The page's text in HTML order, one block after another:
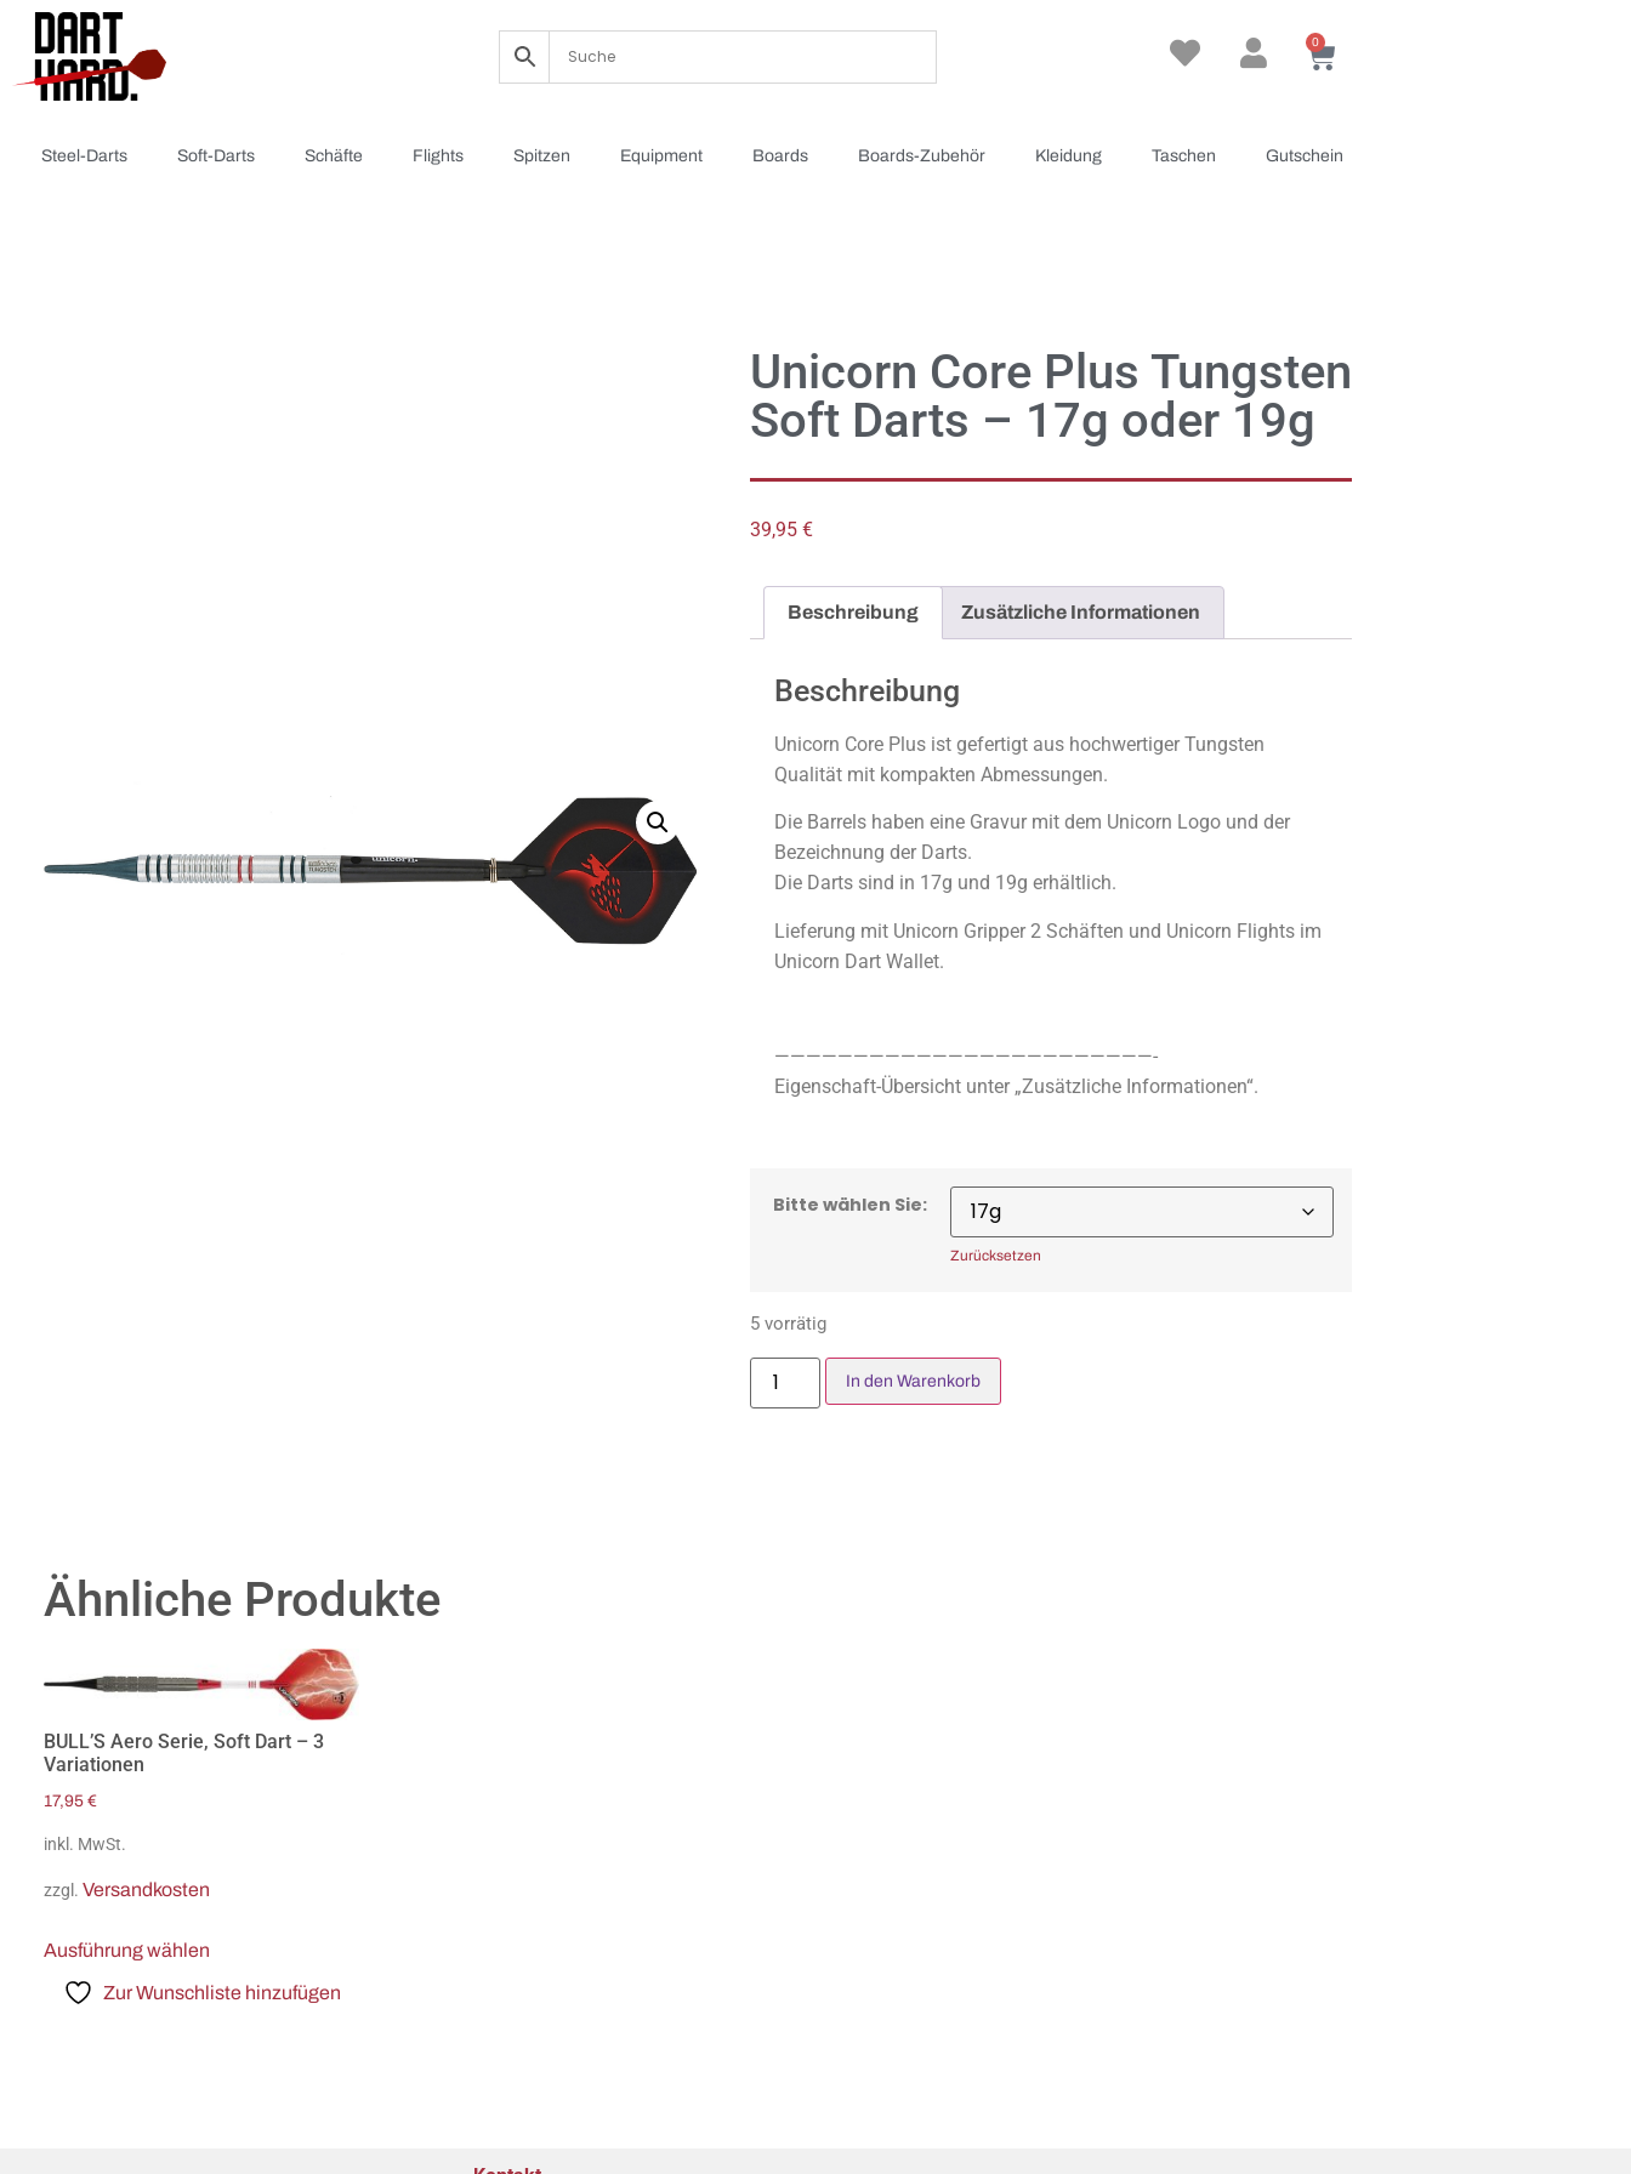
0
Steel-Darts Soft-Darts Schäfte Flights Spitzen Equipment Boards Boards-Zubehör Kleidung Taschen Gutschein
Unicorn Core Plus Tungsten
Soft Darts – 17g oder 19g
39,95 €
Beschreibung Zusätzliche Informationen
Beschreibung
Unicorn Core Plus ist gefertigt aus hochwertiger Tungsten
Qualität mit kompakten Abmessungen.
Die Barrels haben eine Gravur mit dem Unicorn Logo und der
Bezeichnung der Darts.
Die Darts sind in 17g und 19g erhältlich.
Lieferung mit Unicorn Gripper 2 Schäften und Unicorn Flights im
Unicorn Dart Wallet.
————————————————————————-
Eigenschaft-Übersicht unter „Zusätzliche Informationen“.
Bitte wählen Sie:
Zurücksetzen
5 vorrätig
In den Warenkorb
Ähnliche Produkte
BULL’S Aero Serie, Soft Dart – 3
Variationen
17,95 €
inkl. MwSt.
zzgl. Versandkosten
Ausführung wählen
Zur Wunschliste hinzufügen